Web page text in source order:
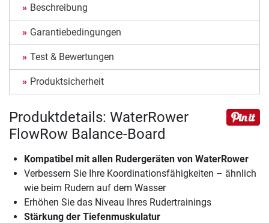
Beschreibung
Garantiebedingungen
Test & Bewertungen
Produktsicherheit
Produktdetails: WaterRower
FlowRow Balance-Board
Kompatibel mit allen Rudergeräten von WaterRower
Verbessern Sie Ihre Koordinationsfähigkeiten – ähnlich
wie beim Rudern auf dem Wasser
Erhöhen Sie das Niveau Ihres Rudertrainings
Stärkung der Tiefenmuskulatur